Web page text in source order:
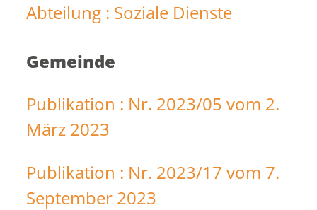
Abteilung : Soziale Dienste
Gemeinde
Publikation : Nr. 2023/05 vom 2.
März 2023
Publikation : Nr. 2023/17 vom 7.
September 2023